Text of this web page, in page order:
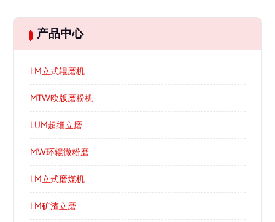
产品中心
LM立式辊磨机
MTW欧版磨粉机
LUM超细立磨
MW环辊微粉磨
LM立式磨煤机
LM矿渣立磨